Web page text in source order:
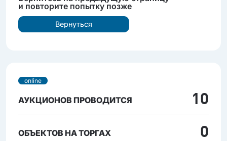
и повторите попытку позже
Вернуться
online
АУКЦИОНОВ ПРОВОДИТСЯ 10
ОБЪЕКТОВ НА ТОРГАХ 0